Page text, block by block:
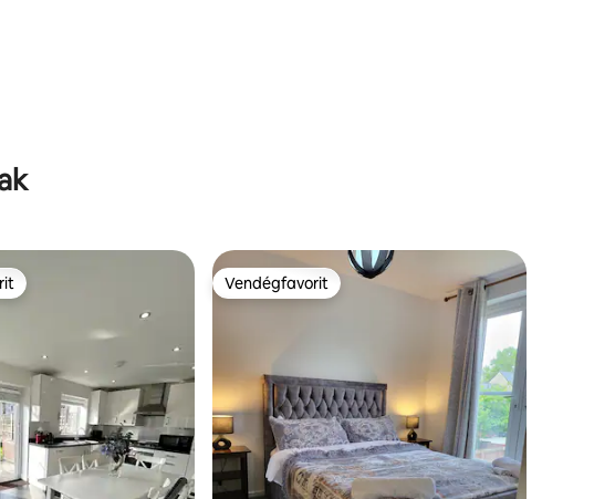
Vendégfavorit
Vendégfavorit